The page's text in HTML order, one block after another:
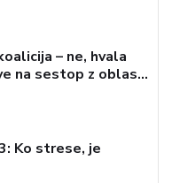
– ne, hvala
na sestop z oblasti
6: Gramsci na delu:
Ko strese, je